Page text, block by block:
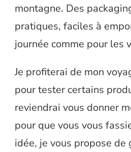
montagne. Des
pratiques, faciles à
journée comme pour les
Je profiterai de mon
pour tester certains
reviendrai vous donner
pour que vous vous
idée, je vous propose de